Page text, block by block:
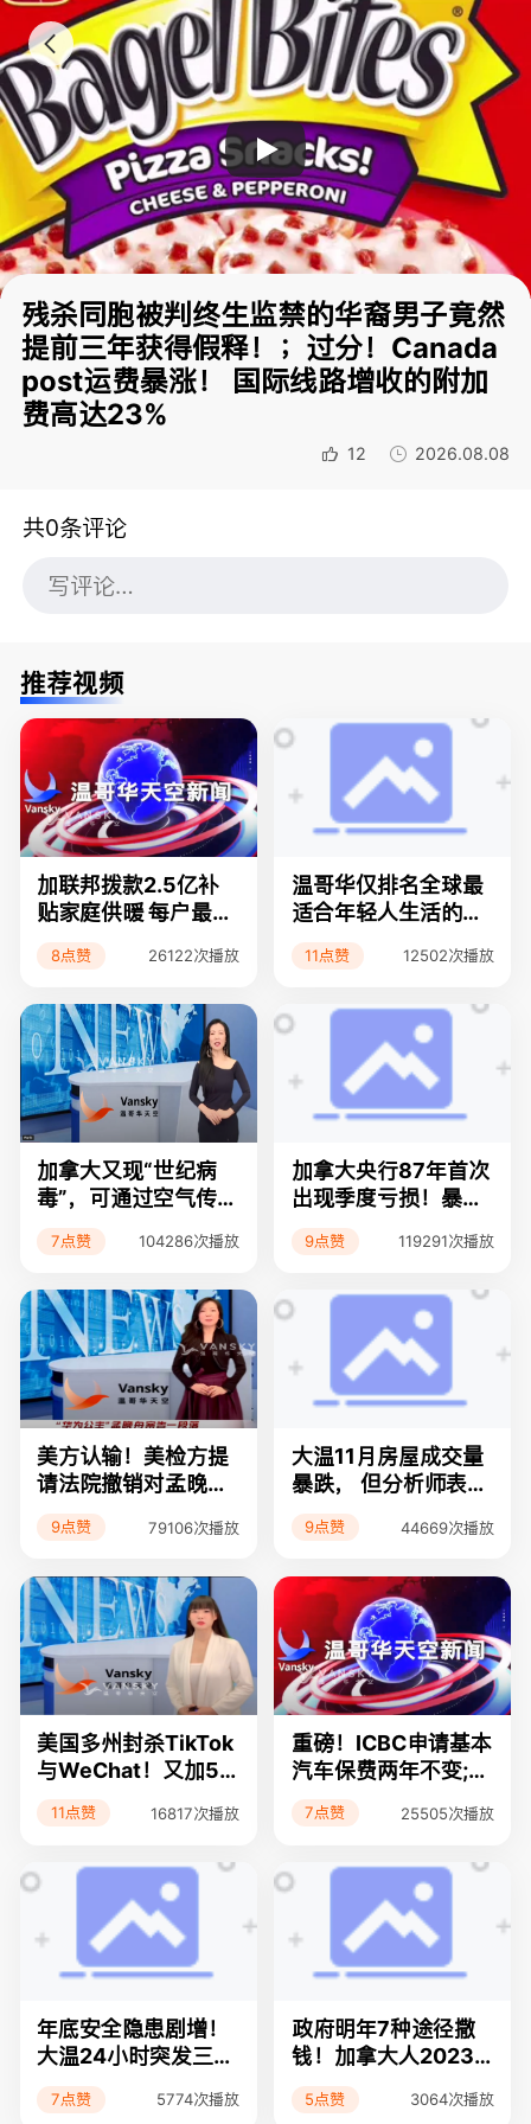
残杀同胞被判终生监禁的华裔男子竟然
提前三年获得假释！；过分！Canada
post运费暴涨！ 国际线路增收的附加
费高达23%
12 2026.08.08
共0条评论
推荐视频
加联邦拨款2.5亿补
贴家庭供暖 每户最多
可领5千元
8点赞 26122次播放
温哥华仅排名全球最
适合年轻人生活的城
市第60
11点赞 12502次播放
加拿大又现“世纪病
毒”，可通过空气传
播；40年来最高通胀
环境下的黑色星期五
7点赞 104286次播放
加拿大央行87年首次
出现季度亏损！暴风
雪肆虐大温地区，许
多司机被困至凌晨还
C银行135亿加元现
金收购加拿大汇丰银
行！浪费纳税人的
钱，8000万打水漂
新冠疫苗
9点赞 119291次播放
美方认输！美检方提
请法院撤销对孟晚舟
的指控；华人圈内换
汇诈骗大温一经纪44
大温地产局最新报告
披露11月房屋成交量
暴跌，房价还得跌！
加拿大三大福利昨日
正式生效 但批评人士
称“九牛一毛”
9点赞 79106次播放
大温11月房屋成交量
暴跌， 但分析师表示
房价仍然随时上
涨！？ 被杀的本拿比
遭政府起诉；温哥华
大学学费暴涨30% 国
际留学生被针对！
9点赞 44669次播放
美国多州封杀TikTok
与WeChat！又加50
个基点！加拿大央行
第七次加息， 释放转
音，180万租客本月
能领500元补贴
11点赞 16817次播放
重磅！ICBC申请基本
汽车保费两年不变;废
除压力测试？不可
能！加拿大银监局驳
年底骗子大幅增加，
政府给居民发回扣？
能源局提醒这是骗局
7点赞 25505次播放
年底安全隐患剧增！
大温24小时突发三起
恶性事件 三人惨
死！；最新！加拿大
7点赞 5774次播放
政府明年7种途径撒
钱！加拿大人2023
年可领好多钱；零下
25°C！大温极寒已在
5点赞 3064次播放